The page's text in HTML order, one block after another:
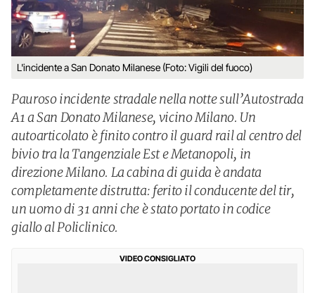
L'incidente a San Donato Milanese (Foto: Vigili del fuoco)
Pauroso incidente stradale nella notte sull’Autostrada
A1 a San Donato Milanese, vicino Milano. Un
autoarticolato è finito contro il guard rail al centro del
bivio tra la Tangenziale Est e Metanopoli, in
direzione Milano. La cabina di guida è andata
completamente distrutta: ferito il conducente del tir,
un uomo di 31 anni che è stato portato in codice
giallo al Policlinico.
VIDEO CONSIGLIATO